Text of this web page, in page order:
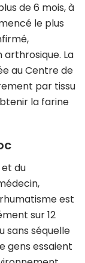
de 6 mois, à
le plus
arthrosique. La
au Centre de
par tissu
la farine
du
est
sur 12
sans séquelle
gens essaient